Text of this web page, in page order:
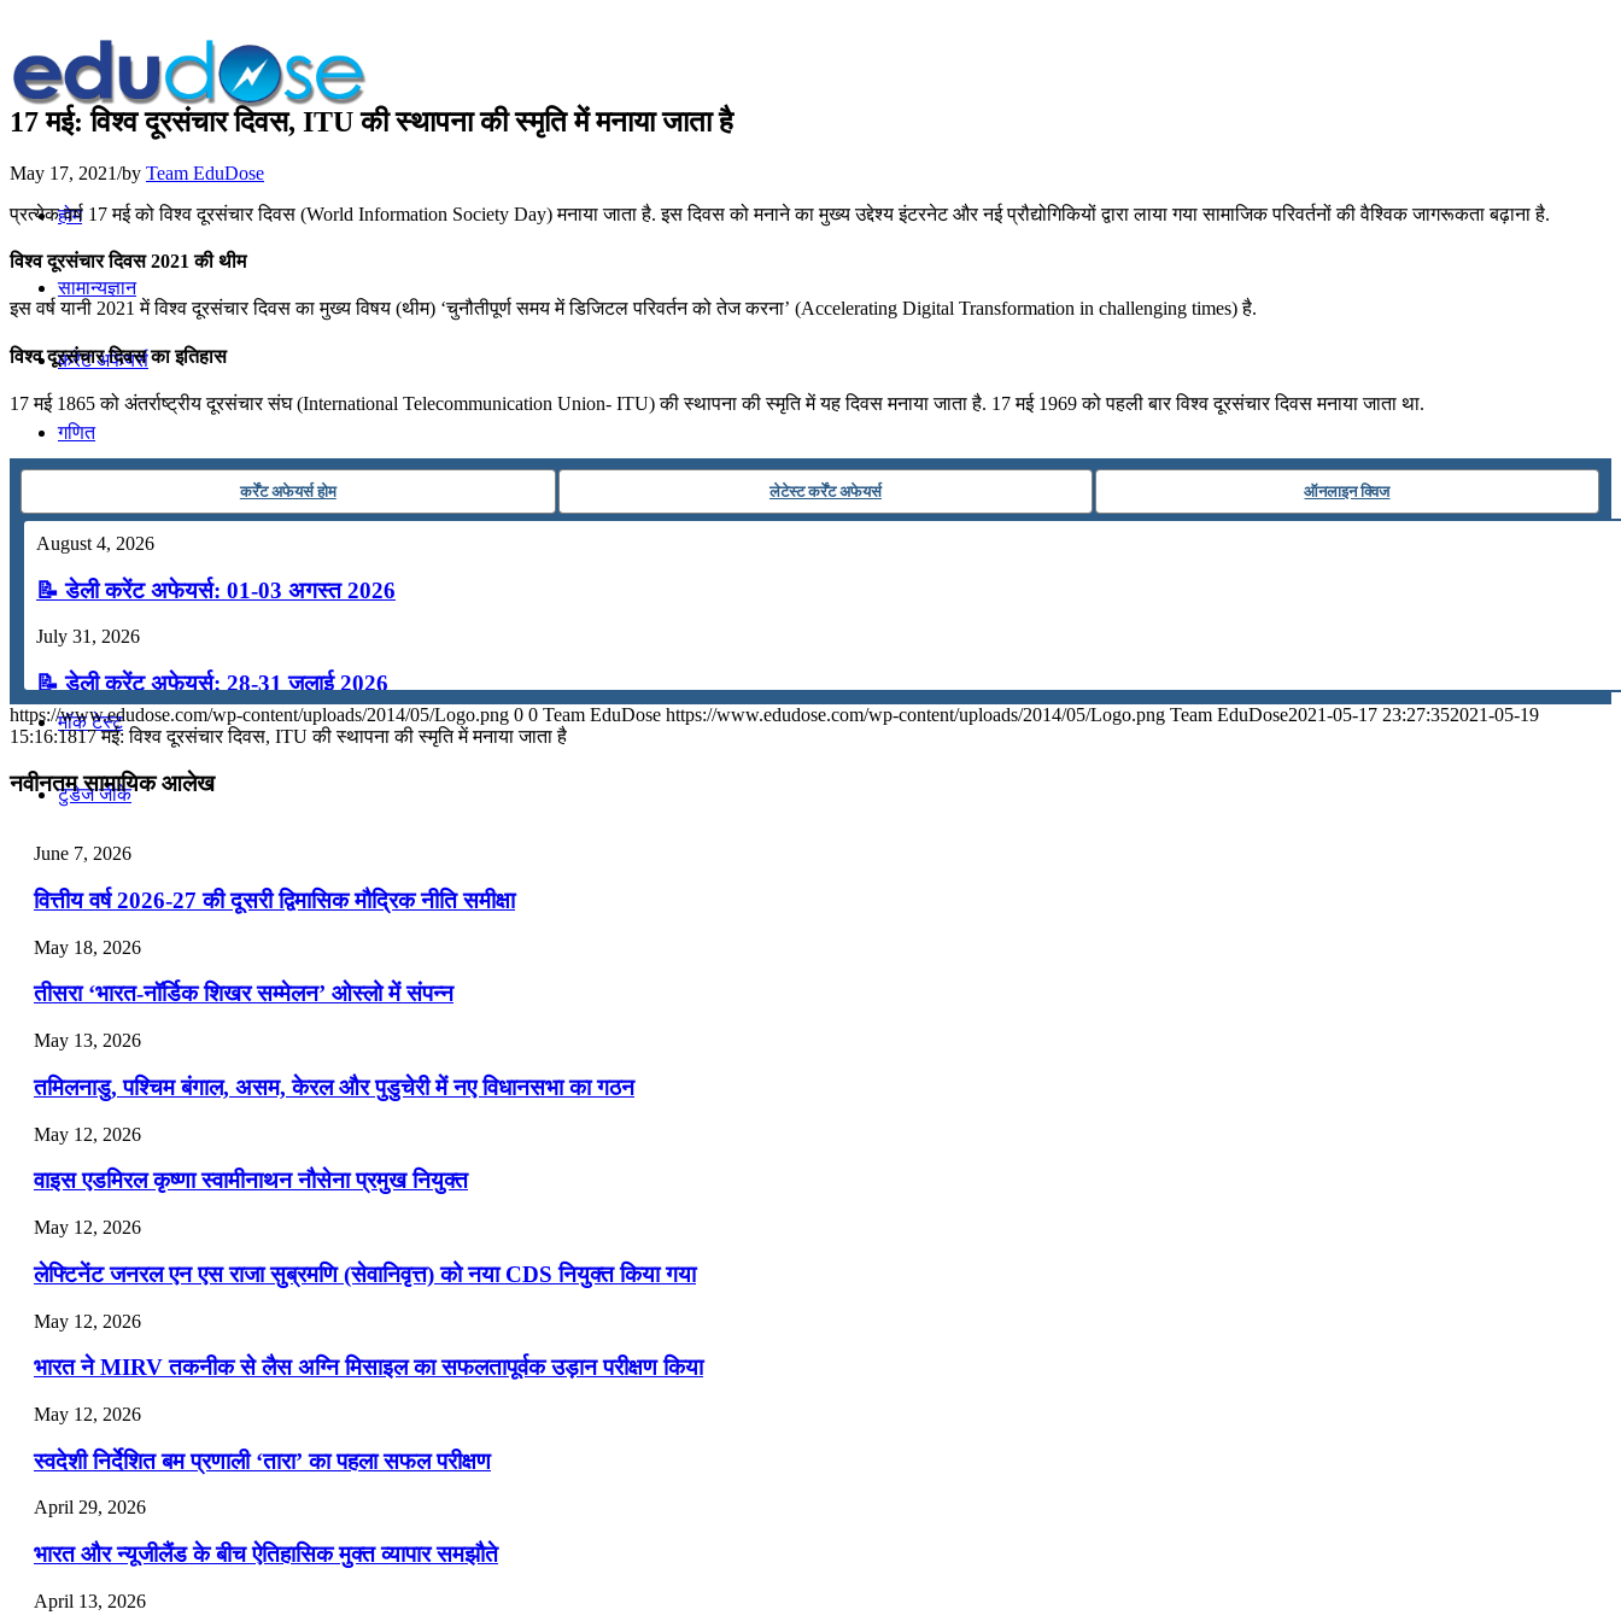
होम
सामान्यज्ञान
करेंट अफेयर्स
गणित
कंप्यूटर
अंग्रेजी
मॉक टेस्ट
टुडेज जीके
Menu Menu
17 मई: विश्व दूरसंचार दिवस, ITU की स्थापना की स्मृति में मनाया जाता है
May 17, 2021/by Team EduDose
प्रत्येक वर्ष 17 मई को विश्व दूरसंचार दिवस (World Information Society Day) मनाया जाता है. इस दिवस को मनाने का मुख्य उद्देश्य इंटरनेट और नई प्रौद्योगिकियों द्वारा लाया गया सामाजिक परिवर्तनों की वैश्विक जागरूकता बढ़ाना है.
विश्व दूरसंचार दिवस 2021 की थीम
इस वर्ष यानी 2021 में विश्व दूरसंचार दिवस का मुख्य विषय (थीम) ‘चुनौतीपूर्ण समय में डिजिटल परिवर्तन को तेज करना’ (Accelerating Digital Transformation in challenging times) है.
विश्व दूरसंचार दिवस का इतिहास
17 मई 1865 को अंतर्राष्ट्रीय दूरसंचार संघ (International Telecommunication Union- ITU) की स्थापना की स्मृति में यह दिवस मनाया जाता है. 17 मई 1969 को पहली बार विश्व दूरसंचार दिवस मनाया जाता था.
कर्रेंट अफेयर्स होम लेटेस्ट कर्रेंट अफेयर्स ऑनलाइन क्विज
August 4, 2026
📝 डेली करेंट अफेयर्स: 01-03 अगस्त 2026
July 31, 2026
📝 डेली करेंट अफेयर्स: 28-31 जुलाई 2026
July 28, 2026
📝 डेली करेंट अफेयर्स: 25-27 जुलाई 2026
📝 डेली करेंट अफेयर्स: 22-24 जुलाई 2026
July 22, 2026
📝 डेली करेंट अफेयर्स: 19-21 जुलाई 2026
July 19, 2026
📝 डेली करेंट अफेयर्स: 16-18 जुलाई 2026
July 16, 2026
📝 डेली करेंट अफेयर्स: 13-15 जुलाई 2026
https://www.edudose.com/wp-content/uploads/2014/05/Logo.png 0 0 Team EduDose https://www.edudose.com/wp-content/uploads/2014/05/Logo.png Team EduDose2021-05-17 23:27:352021-05-19
15:16:1817 मई: विश्व दूरसंचार दिवस, ITU की स्थापना की स्मृति में मनाया जाता है
नवीनतम सामायिक आलेख
June 7, 2026
वित्तीय वर्ष 2026-27 की दूसरी द्विमासिक मौद्रिक नीति समीक्षा
May 18, 2026
तीसरा ‘भारत-नॉर्डिक शिखर सम्मेलन’ ओस्लो में संपन्न
May 13, 2026
तमिलनाडु, पश्चिम बंगाल, असम, केरल और पुडुचेरी में नए विधानसभा का गठन
May 12, 2026
वाइस एडमिरल कृष्णा स्वामीनाथन नौसेना प्रमुख नियुक्त
May 12, 2026
लेफ्टिनेंट जनरल एन एस राजा सुब्रमणि (सेवानिवृत्त) को नया CDS नियुक्त किया गया
May 12, 2026
भारत ने MIRV तकनीक से लैस अग्नि मिसाइल का सफलतापूर्वक उड़ान परीक्षण किया
May 12, 2026
स्वदेशी निर्देशित बम प्रणाली ‘तारा’ का पहला सफल परीक्षण
April 29, 2026
भारत और न्यूजीलैंड के बीच ऐतिहासिक मुक्त व्यापार समझौते
April 13, 2026